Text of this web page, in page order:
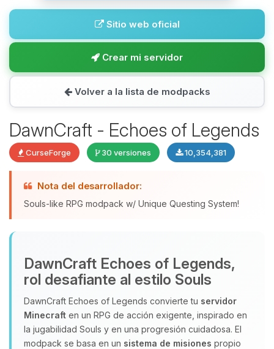
Sitio web oficial
Crear mi servidor
Volver a la lista de modpacks
DawnCraft - Echoes of Legends
CurseForge 30 versiones 10,354,381
Nota del desarrollador:
Souls-like RPG modpack w/ Unique Questing System!
DawnCraft Echoes of Legends,
rol desafiante al estilo Souls
DawnCraft Echoes of Legends convierte tu servidor
Minecraft en un RPG de acción exigente, inspirado en
la jugabilidad Souls y en una progresión cuidadosa. El
modpack se basa en un sistema de misiones propio
Yupi, por fin alguien con quien
hablar! Soy Choupy, tu pequeno
que necesitas y moveré mis
pequenos circuitos para ayudarte.
07/08/2026 12:57